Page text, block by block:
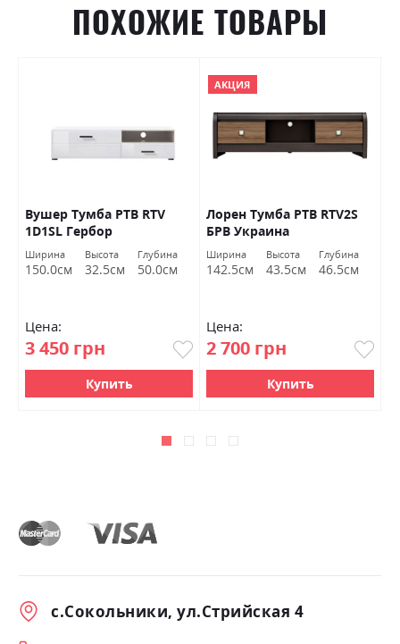
ПОХОЖИЕ ТОВАРЫ
Вушер Тумба РТВ RTV
1D1SL Гербор
Ширина
150.0см
Высота
32.5см
Глубина
50.0см
Цена:
3 450 грн
Купить
АКЦИЯ
Лорен Тумба РТВ RTV2S
БРВ Украина
Ширина
142.5см
Высота
43.5см
Глубина
46.5см
Цена:
2 700 грн
Купить
с.Сокольники, ул.Стрийская 4